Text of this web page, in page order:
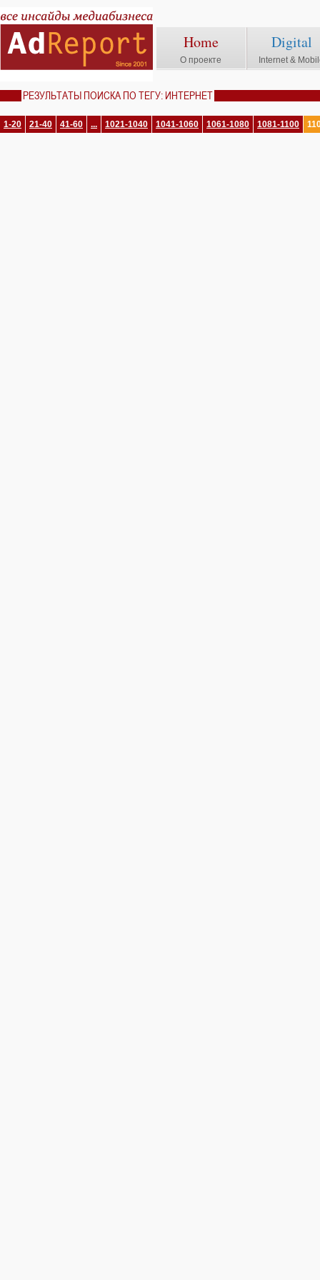
Home
О проекте
Digital
Internet &
РЕЗУЛЬТАТЫ ПОИСКА ПО ТЕГУ: ИНТЕРНЕТ
1-20 21-40 41-60 ... 1021-1040 1041-1060 1061-1080 1081-1100